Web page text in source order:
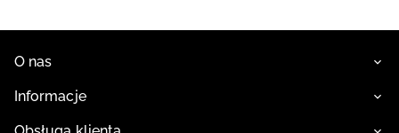
O nas
Informacje